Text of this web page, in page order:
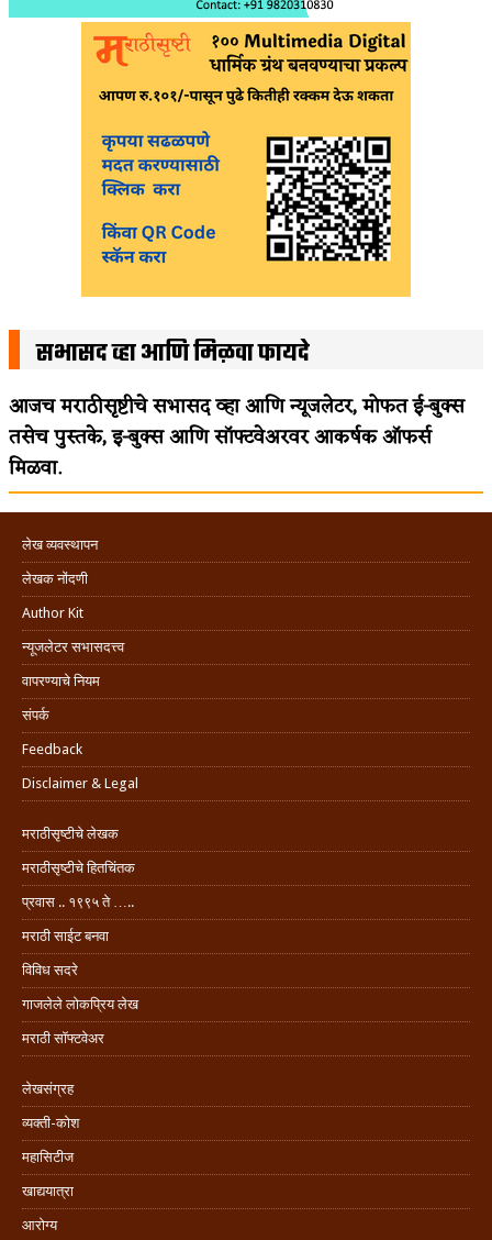
सभासद व्हा आणि मिळवा फायदे
आजच मराठीसृष्टीचे सभासद व्हा आणि न्यूजलेटर, मोफत ई-बुक्स
तसेच पुस्तके, इ-बुक्स आणि सॉफ्टवेअरवर आकर्षक ऑफर्स
मिळवा.
लेख व्यवस्थापन
लेखक नोंदणी
Author Kit
न्यूजलेटर सभासदत्त्व
वापरण्याचे नियम
संपर्क
Feedback
Disclaimer & Legal
मराठीसृष्टीचे लेखक
मराठीसृष्टीचे हितचिंतक
प्रवास .. १९९५ ते …..
मराठी साईट बनवा
विविध सदरे
गाजलेले लोकप्रिय लेख
मराठी सॉफ्टवेअर
लेखसंग्रह
व्यक्ती-कोश
महासिटीज
खाद्ययात्रा
आरोग्य